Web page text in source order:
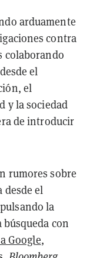
arduamente
contra
colaborando
el
el
y la sociedad
de introducir
rumores sobre
desde el
la
búsqueda con
Google,